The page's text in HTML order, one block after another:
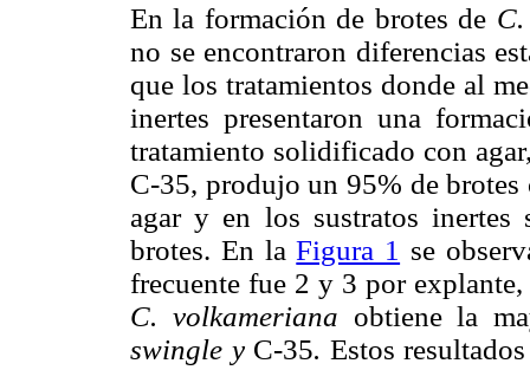
En la formación de brotes de
no se encontraron diferencias
que los tratamientos donde al
inertes presentaron una
tratamiento solidificado con
C-35, produjo un 95% de
agar y en los sustratos
brotes. En laFigura 1 se
frecuente fue 2 y 3 por
C. volkameriana obtiene la
swingle y C-35. Estos